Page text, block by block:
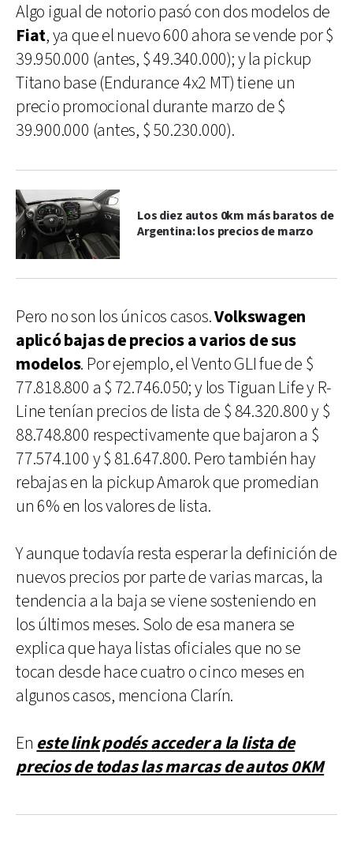
Algo igual de notorio pasó con dos modelos de
Fiat, ya que el nuevo 600 ahora se vende por $
39.950.000 (antes, $ 49.340.000); y la pickup
Titano base (Endurance 4x2 MT) tiene un
precio promocional durante marzo de $
39.900.000 (antes, $ 50.230.000).
Los diez autos 0km más baratos de
Argentina: los precios de marzo
Pero no son los únicos casos.Volkswagen
aplicó bajas de precios a varios de sus
modelos. Por ejemplo, el Vento GLI fue de $
77.818.800 a $ 72.746.050; y los Tiguan Life y R-
Line tenían precios de lista de $ 84.320.800 y $
88.748.800 respectivamente que bajaron a $
77.574.100 y $ 81.647.800. Pero también hay
rebajas en la pickup Amarok que promedian
un 6% en los valores de lista.
Y aunque todavía resta esperar la definición de
nuevos precios por parte de varias marcas, la
tendencia a la baja se viene sosteniendo en
los últimos meses. Solo de esa manera se
explica que haya listas oficiales que no se
tocan desde hace cuatro o cinco meses en
algunos casos, menciona Clarín.
En este link podés acceder a la lista de
precios de todas las marcas de autos 0KM